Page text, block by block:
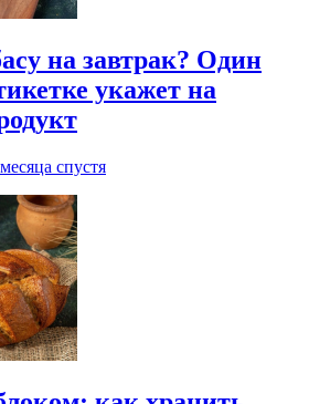
на завтрак? Один
укажет на
спустя